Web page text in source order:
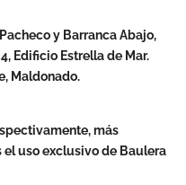
y Barranca Abajo,
Edificio Estrella de Mar.
Maldonado.
más
el uso exclusivo de Baulera